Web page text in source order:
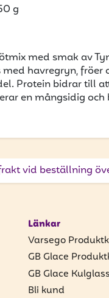
g
med smak av
havregryn, fröer
Protein bidrar till
en mångsidig
vid beställning
Länkar
Varsego
GB Glace
GB Glace
Bli kund